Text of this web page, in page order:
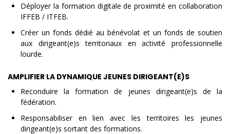
Déployer la formation digitale de proximité en collaboration
IFFEB / ITFEB.
Créer un fonds dédié au bénévolat et un fonds de soutien
aux dirigeant(e)s territoriaux en activité professionnelle
lourde.
AMPLIFIER LA DYNAMIQUE JEUNES DIRIGEANT(E)S
Reconduire la formation de jeunes dirigeant(e)s de la
fédération.
Responsabiliser en lien avec les territoires les jeunes
dirigeant(e)s sortant des formations.